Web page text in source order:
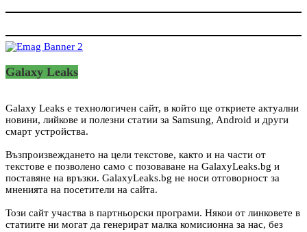
Galaxy Leaks
Galaxy Leaks е технологичен сайт, в който ще откриете актуални
новини, лийкове и полезни статии за Samsung, Android и други
смарт устройства.
Възпроизвеждането на цели текстове, както и на части от
текстове е позволено само с позоваване на GalaxyLeaks.bg и
поставяне на връзки. GalaxyLeaks.bg не носи отговорност за
мненията на посетители на сайта.
Този сайт участва в партньорски програми. Някои от линковете в
статиите ни могат да генерират малка комисионна за нас, без